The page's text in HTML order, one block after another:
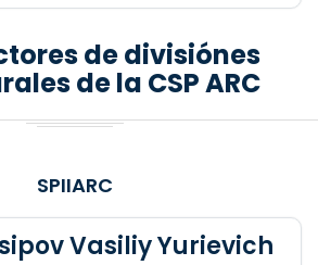
de divisiónes
de la CSP ARC
SPIIARC
Vasiliy Yurievich